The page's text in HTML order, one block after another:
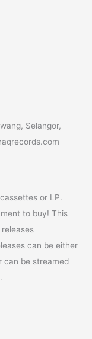
Selangor,
or LP.
to buy! This
can be either
can be streamed